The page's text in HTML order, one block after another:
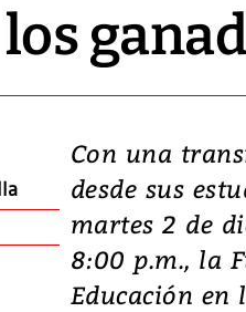
Con una
desde sus
martes 2 de
8:00 p.m., la
Educación en
deja